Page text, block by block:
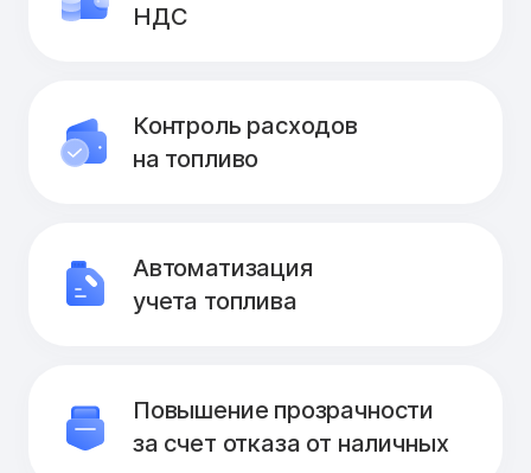
НДС
Контроль расходов
на топливо
Автоматизация
учета топлива
Повышение прозрачности
за счет отказа от наличных